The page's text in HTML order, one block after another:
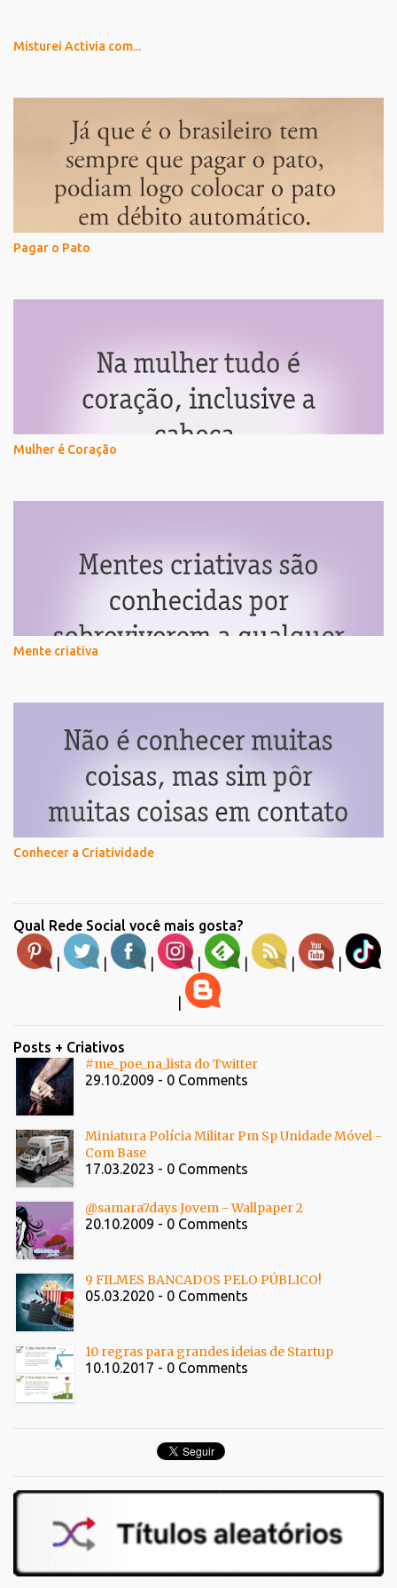
Misturei Activia com...
Pagar o Pato
Mulher é Coração
Mente criativa
Conhecer a Criatividade
Qual Rede Social você mais gosta?
| | | | | | |
Posts + Criativos
#me_poe_na_lista do Twitter
29.10.2009 - 0 Comments
Miniatura Polícia Militar Pm Sp Unidade Móvel -
Com Base
17.03.2023 - 0 Comments
@samara7days Jovem - Wallpaper 2
20.10.2009 - 0 Comments
9 FILMES BANCADOS PELO PÚBLICO!
05.03.2020 - 0 Comments
10 regras para grandes ideias de Startup
10.10.2017 - 0 Comments